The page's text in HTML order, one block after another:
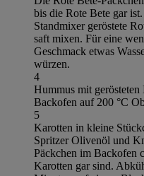
bis die Rote Bete gar
Standmixer geröstete
saft mixen. Für eine
Geschmack etwas
würzen.
4
Hummus mit gerösteten
Backofen auf 200 °C
5
Karotten in kleine
Spritzer Olivenöl und
Päckchen im Backofen
Karotten gar sind.